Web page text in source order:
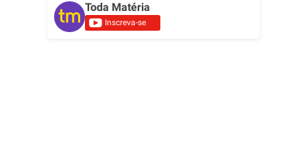
Toda Matéria
Inscreva-se